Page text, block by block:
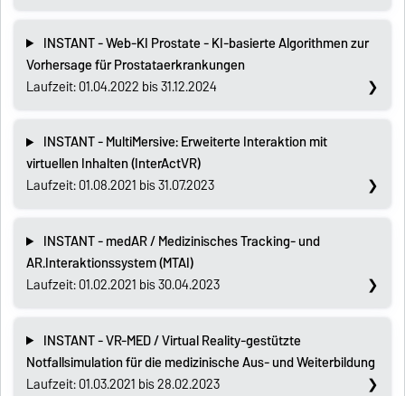
INSTANT - Web-KI Prostate - KI-basierte Algorithmen zur
Vorhersage für Prostataerkrankungen
Laufzeit: 01.04.2022 bis 31.12.2024
INSTANT - MultiMersive: Erweiterte Interaktion mit
virtuellen Inhalten (InterActVR)
Laufzeit: 01.08.2021 bis 31.07.2023
INSTANT - medAR / Medizinisches Tracking- und
AR.Interaktionssystem (MTAI)
Laufzeit: 01.02.2021 bis 30.04.2023
INSTANT - VR-MED / Virtual Reality-gestützte
Notfallsimulation für die medizinische Aus- und Weiterbildung
Laufzeit: 01.03.2021 bis 28.02.2023